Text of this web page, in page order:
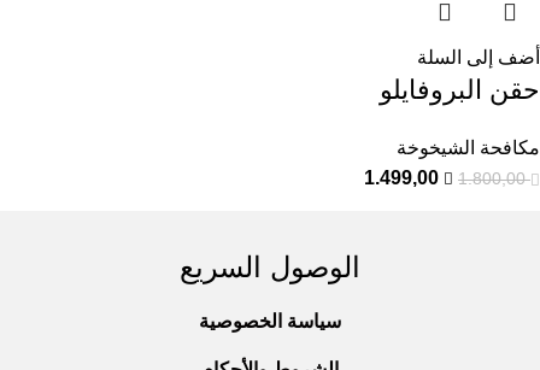
أضف إلى السلة
حقن البروفايلو
مكافحة الشيخوخة
1.800,00
1.499,00
الوصول السريع
سياسة الخصوصية